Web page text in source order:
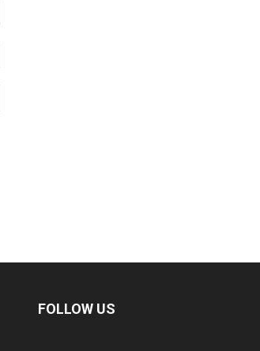
FOLLOW US